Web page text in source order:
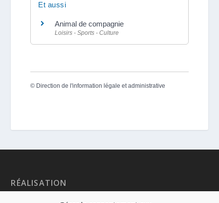
Et aussi
Animal de compagnie
Loisirs - Sports - Culture
© Direction de l'information légale et administrative
RÉALISATION